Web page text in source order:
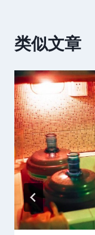
类似文章